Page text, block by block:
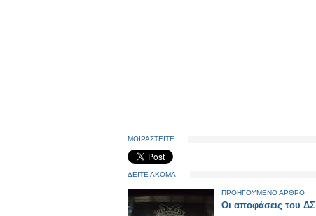
ΜΟΙΡΑΣΤΕΙΤΕ
ΔΕΙΤΕ ΑΚΟΜΑ
ΠΡΟΗΓΟΥΜΕΝΟ ΑΡΘΡΟ
Οι αποφάσεις του ΔΣ